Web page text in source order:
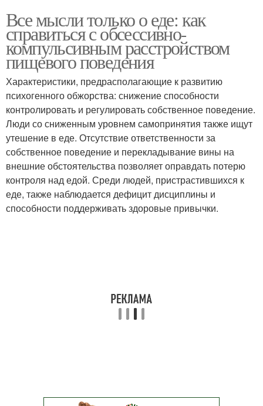
Все мысли только о еде: как
справиться с обсессивно-
компульсивным расстройством
пищевого поведения
Характеристики, предрасполагающие к развитию
психогенного обжорства: снижение способности
контролировать и регулировать собственное поведение.
Люди со сниженным уровнем самопринятия также ищут
утешение в еде. Отсутствие ответственности за
собственное поведение и перекладывание вины на
внешние обстоятельства позволяет оправдать потерю
контроля над едой. Среди людей, пристрастившихся к
еде, также наблюдается дефицит дисциплины и
способности поддерживать здоровые привычки.